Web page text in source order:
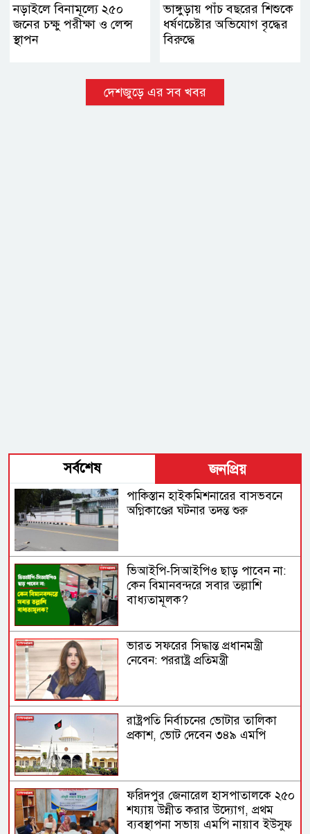
নড়াইলে বিনামূল্যে ২৫০
জনের চক্ষু পরীক্ষা ও লেন্স
স্থাপন
ভাঙ্গুড়ায় পাঁচ বছরের শিশুকে
ধর্ষণচেষ্টার অভিযোগ বৃদ্ধের
বিরুদ্ধে
দেশজুড়ে এর সব খবর
সর্বশেষ জনপ্রিয়
পাকিস্তান হাইকমিশনারের বাসভবনে
অগ্নিকাণ্ডের ঘটনার তদন্ত শুরু
ভিআইপি-সিআইপিও ছাড় পাবেন না:
কেন বিমানবন্দরে সবার তল্লাশি
বাধ্যতামূলক?
ভারত সফরের সিদ্ধান্ত প্রধানমন্ত্রী
নেবেন: পররাষ্ট্র প্রতিমন্ত্রী
রাষ্ট্রপতি নির্বাচনের ভোটার তালিকা
প্রকাশ, ভোট দেবেন ৩৪৯ এমপি
ফরিদপুর জেনারেল হাসপাতালকে ২৫০
শয্যায় উন্নীত করার উদ্যোগ, প্রথম
ব্যবস্থাপনা সভায় এমপি নায়াব ইউসুফ